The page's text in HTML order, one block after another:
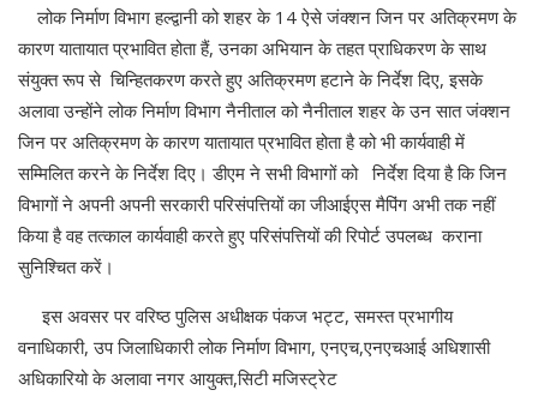
लोक निर्माण विभाग हल्द्वानी को शहर के 14 ऐसे जंक्शन जिन पर अतिक्रमण के
कारण यातायात प्रभावित होता हैं, उनका अभियान के तहत प्राधिकरण के साथ
संयुक्त रूप से चिन्हितकरण करते हुए अतिक्रमण हटाने के निर्देश दिए, इसके
अलावा उन्होंने लोक निर्माण विभाग नैनीताल को नैनीताल शहर के उन सात जंक्शन
जिन पर अतिक्रमण के कारण यातायात प्रभावित होता है को भी कार्यवाही में
सम्मिलित करने के निर्देश दिए। डीएम ने सभी विभागों को निर्देश दिया है कि जिन
विभागों ने अपनी अपनी सरकारी परिसंपत्तियों का जीआईएस मैपिंग अभी तक नहीं
किया है वह तत्काल कार्यवाही करते हुए परिसंपत्तियों की रिपोर्ट उपलब्ध कराना
सुनिश्चित करें।
इस अवसर पर वरिष्ठ पुलिस अधीक्षक पंकज भट्ट, समस्त प्रभागीय
वनाधिकारी, उप जिलाधिकारी लोक निर्माण विभाग, एनएच,एनएचआई अधिशासी
अधिकारियो के अलावा नगर आयुक्त,सिटी मजिस्ट्रेट